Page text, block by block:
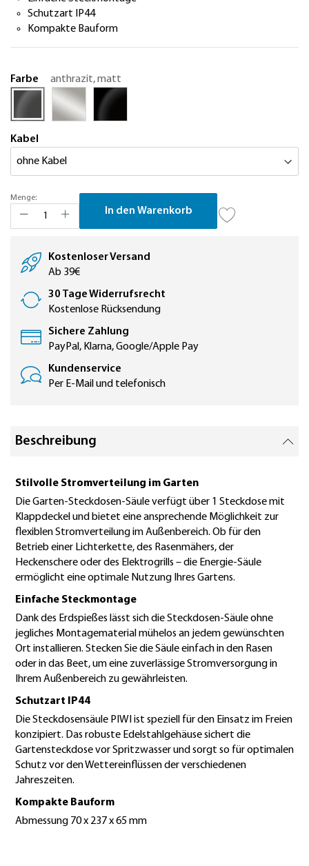
Schutzart IP44
Kompakte Bauform
Farbe anthrazit, matt
Kabel
Menge:
In den Warenkorb
Kostenloser Versand
Ab 39€
30 Tage Widerrufsrecht
Kostenlose Rücksendung
Sichere Zahlung
PayPal, Klarna, Google/Apple Pay
Kundenservice
Per E-Mail und telefonisch
Beschreibung
Stilvolle Stromverteilung im Garten
Die Garten-Steckdosen-Säule verfügt über 1 Steckdose mit
Klappdeckel und bietet eine ansprechende Möglichkeit zur
flexiblen Stromverteilung im Außenbereich. Ob für den
Betrieb einer Lichterkette, des Rasenmähers, der
Heckenschere oder des Elektrogrills – die Energie-Säule
ermöglicht eine optimale Nutzung Ihres Gartens.
Einfache Steckmontage
Dank des Erdspießes lässt sich die Steckdosen-Säule ohne
jegliches Montagematerial mühelos an jedem gewünschten
Ort installieren. Stecken Sie die Säule einfach in den Rasen
oder in das Beet, um eine zuverlässige Stromversorgung in
Ihrem Außenbereich zu gewährleisten.
Schutzart IP44
Die Steckdosensäule PIWI ist speziell für den Einsatz im Freien
konzipiert. Das robuste Edelstahlgehäuse sichert die
Gartensteckdose vor Spritzwasser und sorgt so für optimalen
Schutz vor den Wettereinflüssen der verschiedenen
Jahreszeiten.
Kompakte Bauform
Abmessung 70 x 237 x 65 mm